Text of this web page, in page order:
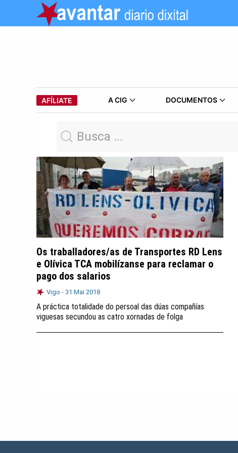
AFÍLIATE A CIG DOCUMENTOS
Os traballadores/as de Transportes RD Lens
e Olívica TCA mobilízanse para reclamar o
pago dos salarios
Vigo - 31 Mai 2018
A práctica totalidade do persoal das dúas compañías
viguesas secundou as catro xornadas de folga